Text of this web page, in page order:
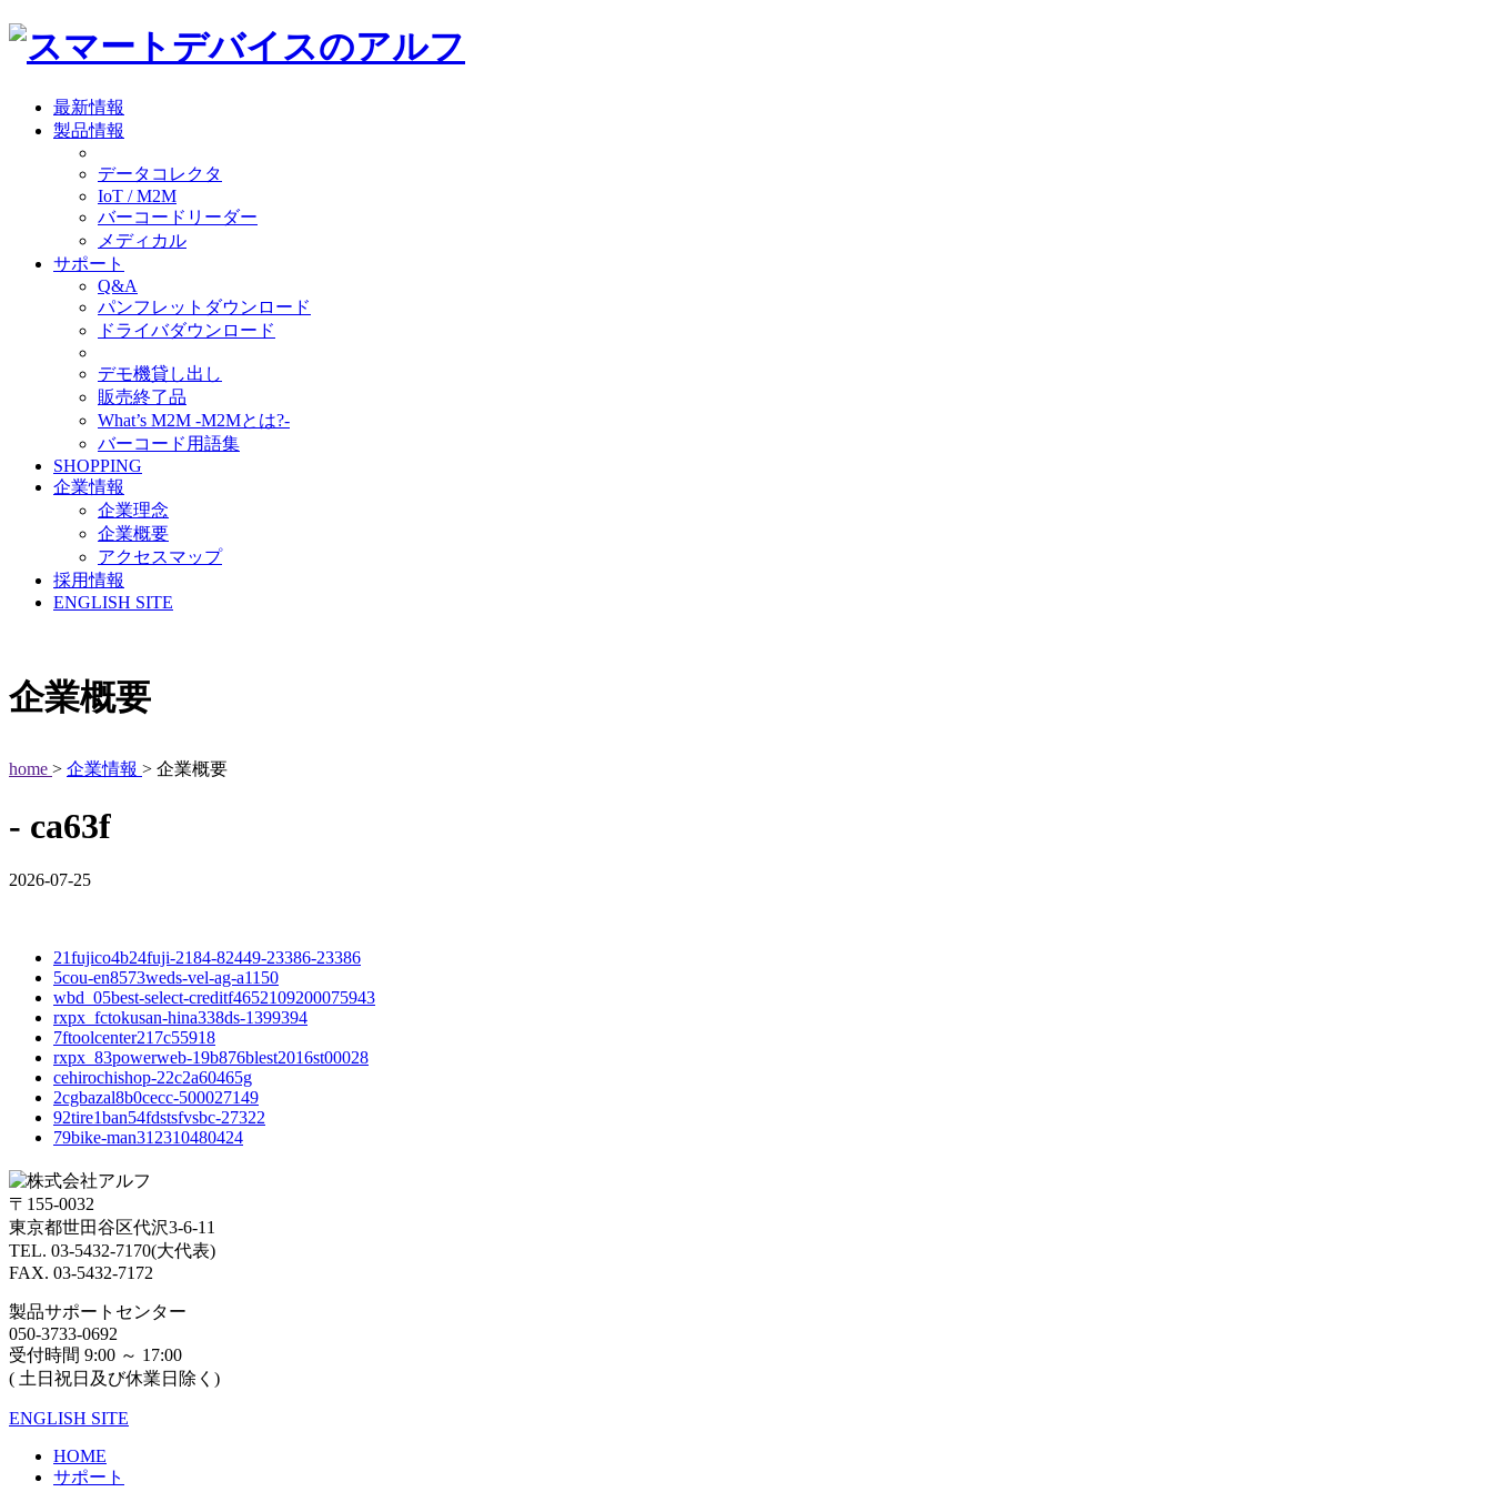
最新情報
製品情報
データコレクタ
IoT / M2M
バーコードリーダー
メディカル
サポート
Q&A
パンフレットダウンロード
ドライバダウンロード
デモ機貸し出し
販売終了品
What’s M2M -M2Mとは?-
バーコード用語集
SHOPPING
企業情報
企業理念
企業概要
アクセスマップ
採用情報
ENGLISH SITE
企業概要
home > 企業情報 > 企業概要
- ca63f
2026-07-25
21fujico4b24fuji-2184-82449-23386-23386
5cou-en8573weds-vel-ag-a1150
wbd_05best-select-creditf4652109200075943
rxpx_fctokusan-hina338ds-1399394
7ftoolcenter217c55918
rxpx_83powerweb-19b876blest2016st00028
cehirochishop-22c2a60465g
2cgbazal8b0cecc-500027149
92tire1ban54fdstsfvsbc-27322
79bike-man312310480424
〒155-0032
東京都世田谷区代沢3-6-11
TEL. 03-5432-7170(大代表)
FAX. 03-5432-7172
製品サポートセンター
050-3733-0692
受付時間 9:00 ～ 17:00
( 土日祝日及び休業日除く)
ENGLISH SITE
HOME
サポート